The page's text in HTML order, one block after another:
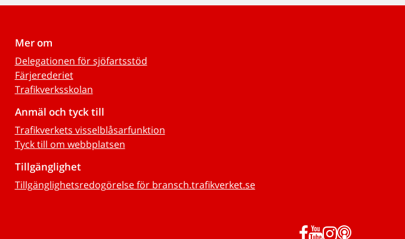
Mer om
Delegationen för sjöfartsstöd
Färjerederiet
Trafikverksskolan
Anmäl och tyck till
Trafikverkets visselblåsarfunktion
Tyck till om webbplatsen
Tillgänglighet
Tillgänglighetsredogörelse för bransch.trafikverket.se
Facebook
YouTube
Instagram
Podd